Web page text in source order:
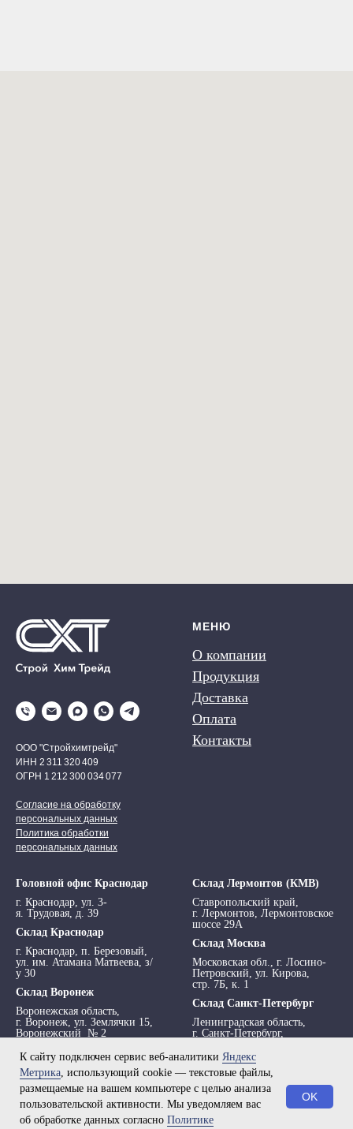
ООО "Стройхимтрейд"
ИНН 2 311 320 409
ОГРН 1 212 300 034 077
Согласие на обработку
персональных данных
Политика обработки
персональных данных
МЕНЮ
О компании
Продукция
Доставка
Оплата
Контакты
Головной офис Краснодар
г. Краснодар, ул. 3-
я. Трудовая, д. 39
Склад Краснодар
г. Краснодар, п. Березовый,
ул. им. Атамана Матвеева, з/
у 30
Склад Воронеж
Воронежская область,
г. Воронеж, ул. Землячки 15,
Воронежский № 2
Склад Лермонтов (КМВ)
Ставропольский край,
г. Лермонтов, Лермонтовское
шоссе 29А
Склад Москва
Московская обл., г. Лосино-
Петровский, ул. Кирова,
стр. 7Б, к. 1
Склад Санкт-Петербург
Ленинградская область,
г. Санкт-Петербург,
295 АТ
К сайту подключен сервис веб-аналитики Яндекс
Метрика, использующий cookie — текстовые файлы,
размещаемые на вашем компьютере с целью анализа
пользовательской активности. Мы уведомляем вас
об обработке данных согласно Политике
OK